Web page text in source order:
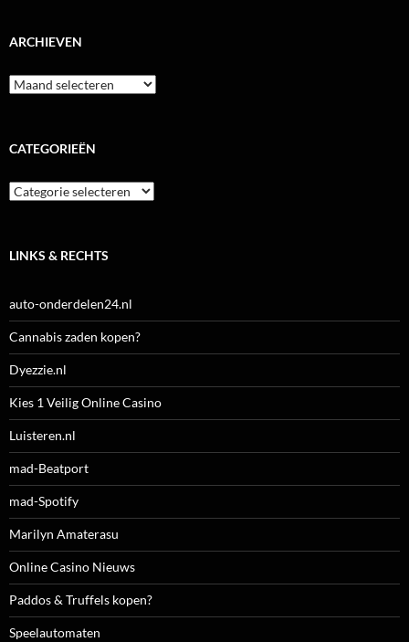
ARCHIEVEN
Archieven
CATEGORIEËN
Categorieën
LINKS & RECHTS
auto-onderdelen24.nl
Cannabis zaden kopen?
Dyezzie.nl
Kies 1 Veilig Online Casino
Luisteren.nl
mad-Beatport
mad-Spotify
Marilyn Amaterasu
Online Casino Nieuws
Paddos & Truffels kopen?
Speelautomaten